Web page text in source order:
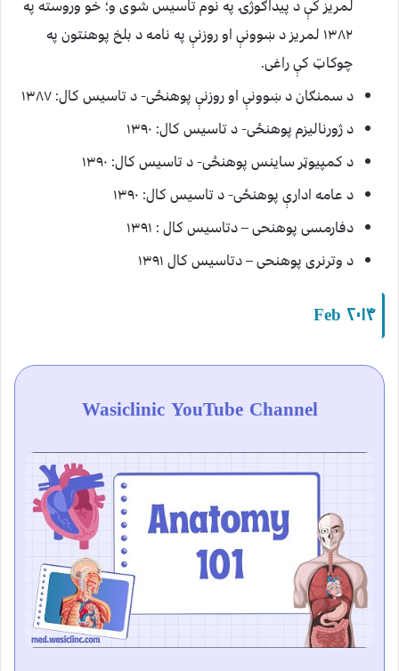
لمريز کې د پيداګوژۍ په نوم تاسيس شوی و؛ خو وروسته په
۱۳۸۲ لمريز د ښوونې او روزنې په نامه د بلخ پوهنتون په
چوکاټ کې راغی.
د سمنګان د ښوونې او روزنې پوهنځی- د تاسيس کال: ۱۳۸۷
د ژورناليزم پوهنځی- د تاسيس کال: ۱۳۹۰
د کمپيوټر ساينس پوهنځی- د تاسيس کال: ۱۳۹۰
د عامه ادارې پوهنځی- د تاسيس کال: ۱۳۹۰
دفارمسی پوهنحی – دتاسیس کال : ۱۳۹۱
د وترنری پوهنحی – دتاسیس کال ۱۳۹۱
Feb ۲۰۱۴
Wasiclinic YouTube Channel